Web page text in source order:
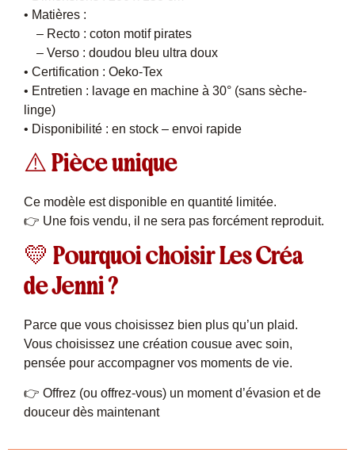
• Matières :
– Recto : coton motif pirates
– Verso : doudou bleu ultra doux
• Certification : Oeko-Tex
• Entretien : lavage en machine à 30° (sans sèche-
linge)
• Disponibilité : en stock – envoi rapide
⚠️ Pièce unique
Ce modèle est disponible en quantité limitée.
👉 Une fois vendu, il ne sera pas forcément reproduit.
💛 Pourquoi choisir Les Créa
de Jenni ?
Parce que vous choisissez bien plus qu’un plaid.
Vous choisissez une création cousue avec soin,
pensée pour accompagner vos moments de vie.
👉 Offrez (ou offrez-vous) un moment d’évasion et de
douceur dès maintenant